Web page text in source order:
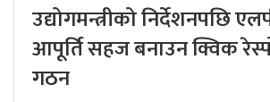
उद्योगमन्त्रीको निर्देशनपछि
आपूर्ति सहज बनाउन क्विक
गठन